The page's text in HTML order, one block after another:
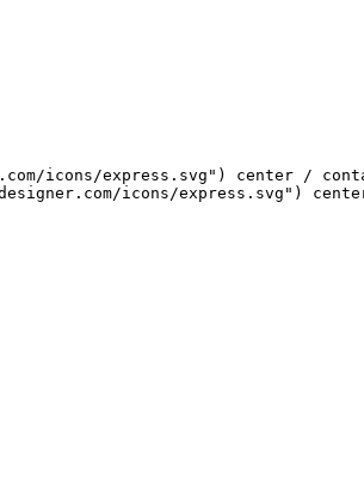
icons/express.svg") center /
icons/express.svg")